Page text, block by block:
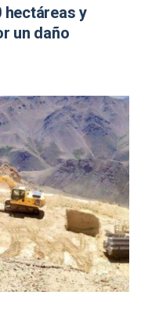
hectáreas y
un daño